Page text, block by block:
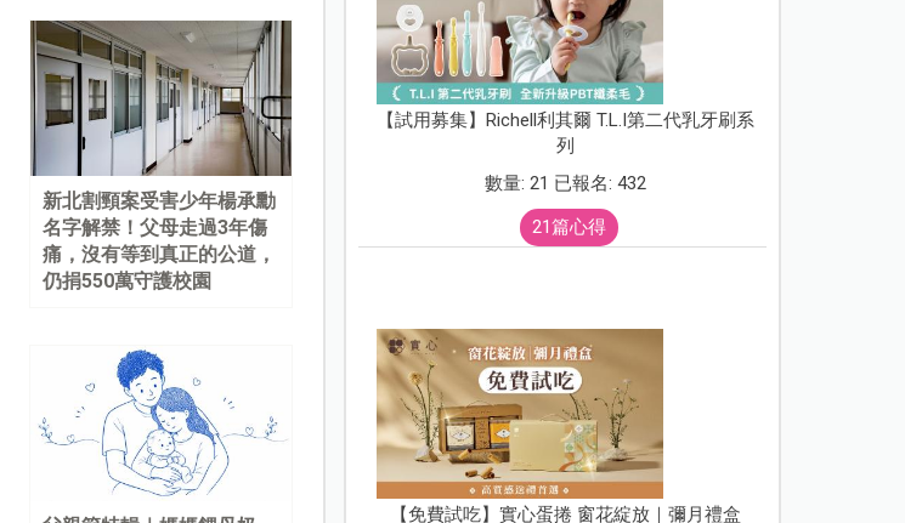
新北割頸案受害少年楊承勳
名字解禁！父母走過3年傷
痛，沒有等到真正的公道，
仍捐550萬守護校園
【試用募集】Richell利其爾 T.L.I第二代乳牙刷系
列
數量: 21 已報名: 432
21篇心得
【免費試吃】實心蛋捲 窗花綻放｜彌月禮盒